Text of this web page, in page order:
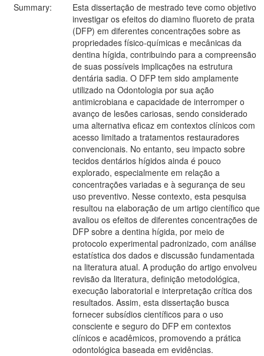
Summary:
Esta dissertação de mestrado teve como objetivo
investigar os efeitos do diamino fluoreto de prata
(DFP) em diferentes concentrações sobre as
propriedades físico-químicas e mecânicas da
dentina hígida, contribuindo para a compreensão
de suas possíveis implicações na estrutura
dentária sadia. O DFP tem sido amplamente
utilizado na Odontologia por sua ação
antimicrobiana e capacidade de interromper o
avanço de lesões cariosas, sendo considerado
uma alternativa eficaz em contextos clínicos com
acesso limitado a tratamentos restauradores
convencionais. No entanto, seu impacto sobre
tecidos dentários hígidos ainda é pouco
explorado, especialmente em relação a
concentrações variadas e à segurança de seu
uso preventivo. Nesse contexto, esta pesquisa
resultou na elaboração de um artigo científico que
avaliou os efeitos de diferentes concentrações de
DFP sobre a dentina hígida, por meio de
protocolo experimental padronizado, com análise
estatística dos dados e discussão fundamentada
na literatura atual. A produção do artigo envolveu
revisão da literatura, definição metodológica,
execução laboratorial e interpretação crítica dos
resultados. Assim, esta dissertação busca
fornecer subsídios científicos para o uso
consciente e seguro do DFP em contextos
clínicos e acadêmicos, promovendo a prática
odontológica baseada em evidências.